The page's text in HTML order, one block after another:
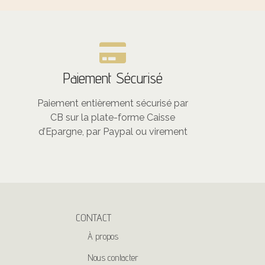
Paiement Sécurisé
Paiement entièrement sécurisé par
CB sur la plate-forme Caisse
d’Epargne, par Paypal ou virement
CONTACT
À propos
Nous contacter